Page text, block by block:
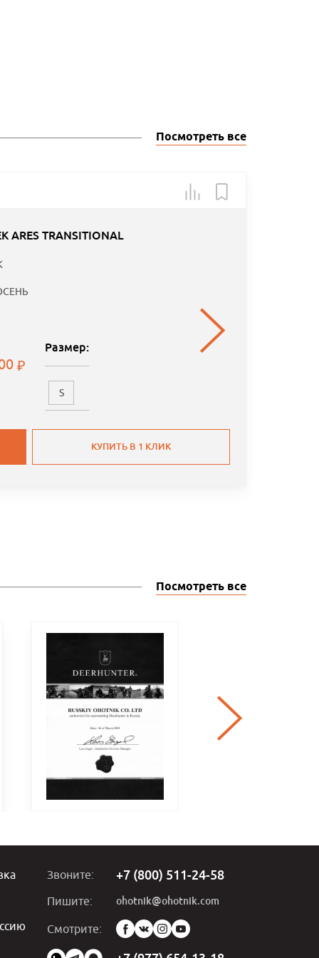
Посмотреть все
TRANSITIONAL
Размер:
S
КУПИТЬ В 1 КЛИК
Посмотреть все
Звоните: +7 (800) 511-24-58
Пишите: ohotnik@ohotnik.com
Смотрите:
Мы
в
социальных